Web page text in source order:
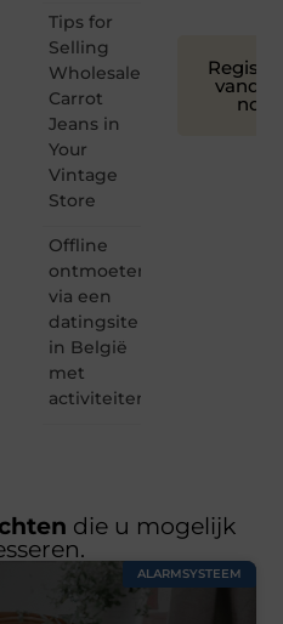
Tips for
Selling
Wholesale
Carrot
Jeans in
Your
Vintage
Store
Offline
ontmoeten
via een
datingsite
in België
met
activiteiten
nog
die u mogelijk
ALARMSYSTEEM